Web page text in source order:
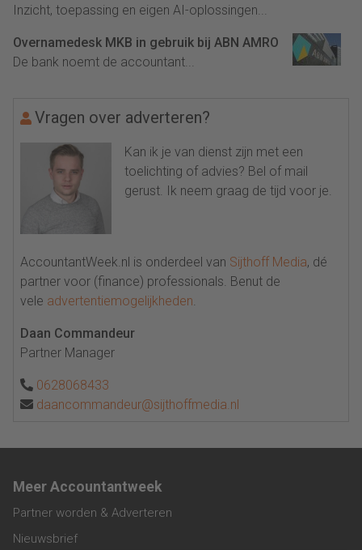
Inzicht, toepassing en eigen AI-oplossingen...
Overnamedesk MKB in gebruik bij ABN AMRO
De bank noemt de accountant...
Vragen over adverteren?
Kan ik je van dienst zijn met een
toelichting of advies? Bel of mail
gerust. Ik neem graag de tijd voor je.
AccountantWeek.nl is onderdeel van Sijthoff Media, dé
partner voor (finance) professionals. Benut de
vele advertentiemogelijkheden.
Daan Commandeur
Partner Manager
0628068433
daancommandeur@sijthoffmedia.nl
Meer Accountantweek
Partner worden & Adverteren
Nieuwsbrief